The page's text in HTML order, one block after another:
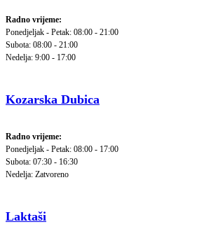
Radno vrijeme:
Ponedjeljak - Petak: 08:00 - 21:00
Subota: 08:00 - 21:00
Nedelja: 9:00 - 17:00
Kozarska Dubica
Radno vrijeme:
Ponedjeljak - Petak: 08:00 - 17:00
Subota: 07:30 - 16:30
Nedelja: Zatvoreno
Laktaši